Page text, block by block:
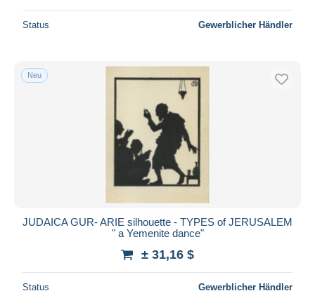
Status Gewerblicher Händler
Neu
JUDAICA GUR- ARIE silhouette - TYPES of JERUSALEM
" a Yemenite dance"
± 31,16 $
Status Gewerblicher Händler